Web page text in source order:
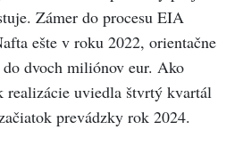
Zámer do procesu EIA
ešte v roku 2022, orientačne
dvoch miliónov eur. Ako
realizácie uviedla štvrtý kvartál
prevádzky rok 2024.